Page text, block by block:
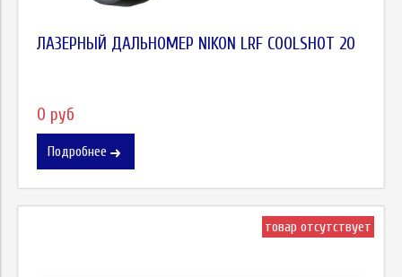
ЛАЗЕРНЫЙ ДАЛЬНОМЕР NIKON LRF COOLSHOT 20
0 руб
Подробнее
товар отсутствует